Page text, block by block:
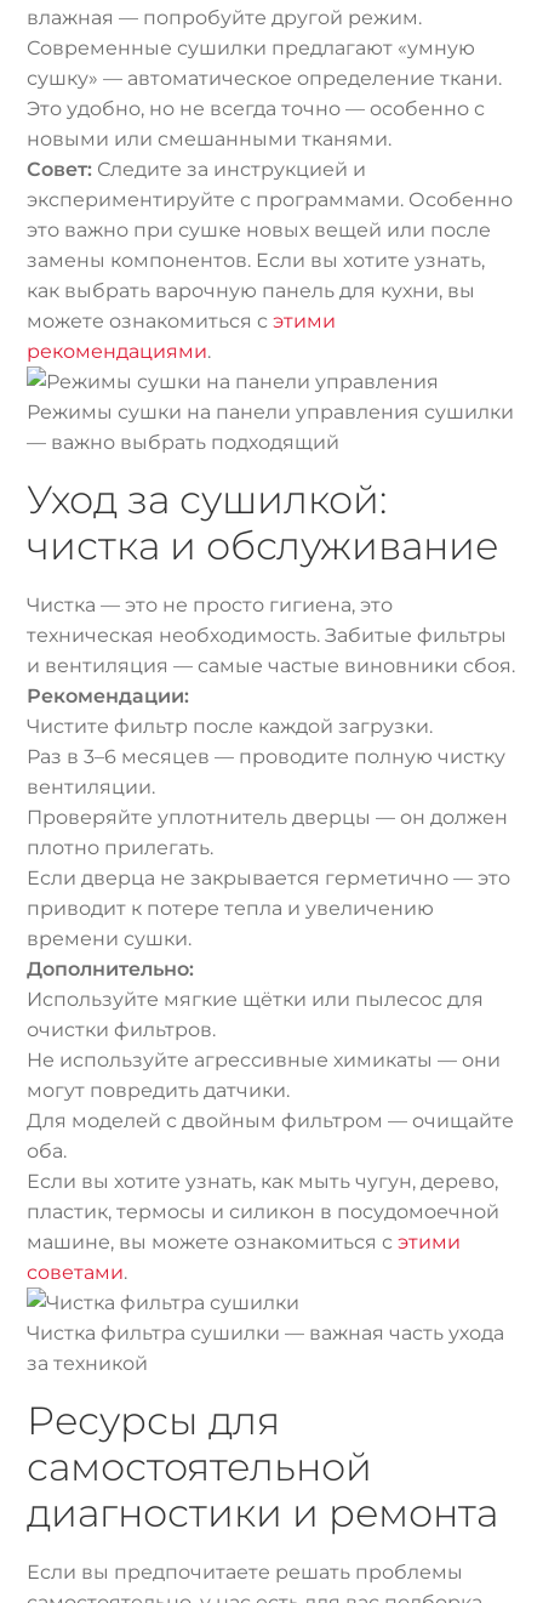
влажная — попробуйте другой режим.
Современные сушилки предлагают «умную
сушку» — автоматическое определение ткани.
Это удобно, но не всегда точно — особенно с
новыми или смешанными тканями.
Совет: Следите за инструкцией и
экспериментируйте с программами. Особенно
это важно при сушке новых вещей или после
замены компонентов. Если вы хотите узнать,
как выбрать варочную панель для кухни, вы
можете ознакомиться сэтими
рекомендациями.
Режимы сушки на панели управления сушилки
— важно выбрать подходящий
Уход за сушилкой:
чистка и обслуживание
Чистка — это не просто гигиена, это
техническая необходимость. Забитые фильтры
и вентиляция — самые частые виновники сбоя.
Рекомендации:
Чистите фильтр после каждой загрузки.
Раз в 3–6 месяцев — проводите полную чистку
вентиляции.
Проверяйте уплотнитель дверцы — он должен
плотно прилегать.
Если дверца не закрывается герметично — это
приводит к потере тепла и увеличению
времени сушки.
Дополнительно:
Используйте мягкие щётки или пылесос для
очистки фильтров.
Не используйте агрессивные химикаты — они
могут повредить датчики.
Для моделей с двойным фильтром — очищайте
оба.
Если вы хотите узнать, как мыть чугун, дерево,
пластик, термосы и силикон в посудомоечной
машине, вы можете ознакомиться сэтими
советами.
Чистка фильтра сушилки — важная часть ухода
за техникой
Ресурсы для
самостоятельной
диагностики и ремонта
Если вы предпочитаете решать проблемы